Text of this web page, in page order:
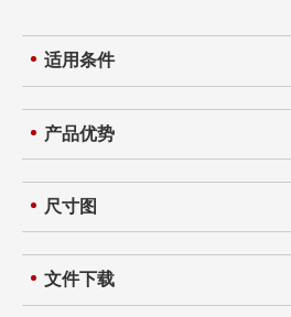
适用条件
产品优势
尺寸图
文件下载